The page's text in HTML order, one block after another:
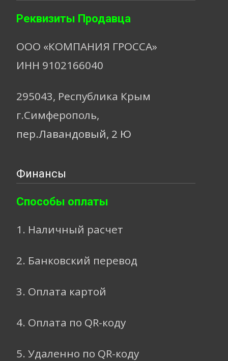
Реквизиты Продавца
ООО «КОМПАНИЯ ГРОССА»
ИНН 9102166040
295043, Республика Крым
г.Симферополь,
пер.Лавандовый, 2 Ю
Финансы
Способы оплаты
1. Наличный расчет
2. Банковский перевод
3. Оплата картой
4. Оплата по QR-коду
5. Удаленно по QR-коду